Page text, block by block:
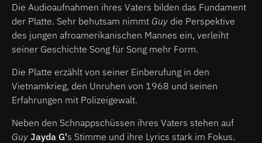
Die Audioaufnahmen ihres Vaters bilden das Fundament
der Platte. Sehr behutsam nimmt Guy die Perspektive
des jungen afroamerikanischen Mannes ein, verleiht
seiner Geschichte Song für Song mehr Form.
Die Platte erzählt von seiner Einberufung in den
Vietnamkrieg, den Unruhen von 1968 und seinen
Erfahrungen mit Polizeigewalt.
Neben den Schnappschüssen ihres Vaters stehen auf
Guy Jayda G's Stimme und ihre Lyrics stark im Fokus.